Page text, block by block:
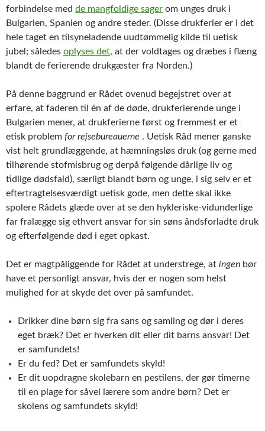
forbindelse med de mangfoldige sager om unges druk i
Bulgarien, Spanien og andre steder. (Disse drukferier er i det
hele taget en tilsyneladende uudtømmelig kilde til uetisk
jubel; således oplyses det, at der voldtages og dræbes i flæng
blandt de ferierende drukgæster fra Norden.)
På denne baggrund er Rådet ovenud begejstret over at
erfare, at faderen til én af de døde, drukferierende unge i
Bulgarien mener, at drukferierne først og fremmest er et
etisk problem for rejsebureauerne . Uetisk Råd mener ganske
vist helt grundlæggende, at hæmningsløs druk (og gerne med
tilhørende stofmisbrug og derpå følgende dårlige liv og
tidlige dødsfald), særligt blandt børn og unge, i sig selv er et
eftertragtelsesværdigt uetisk gode, men dette skal ikke
spolere Rådets glæde over at se den hykleriske-vidunderlige
far fralægge sig ethvert ansvar for sin søns åndsforladte druk
og efterfølgende død i eget opkast.
Det er magtpåliggende for Rådet at understrege, at ingen bør
have et personligt ansvar, hvis der er nogen som helst
mulighed for at skyde det over på samfundet.
Drikker dine børn sig fra sans og samling og dør i deres
eget bræk? Det er hverken dit eller dit barns ansvar! Det
er samfundets!
Er du fed? Det er samfundets skyld!
Er dit uopdragne skolebarn en pestilens, der gør timerne
til en plage for såvel lærere som andre børn? Det er
skolens og samfundets skyld!